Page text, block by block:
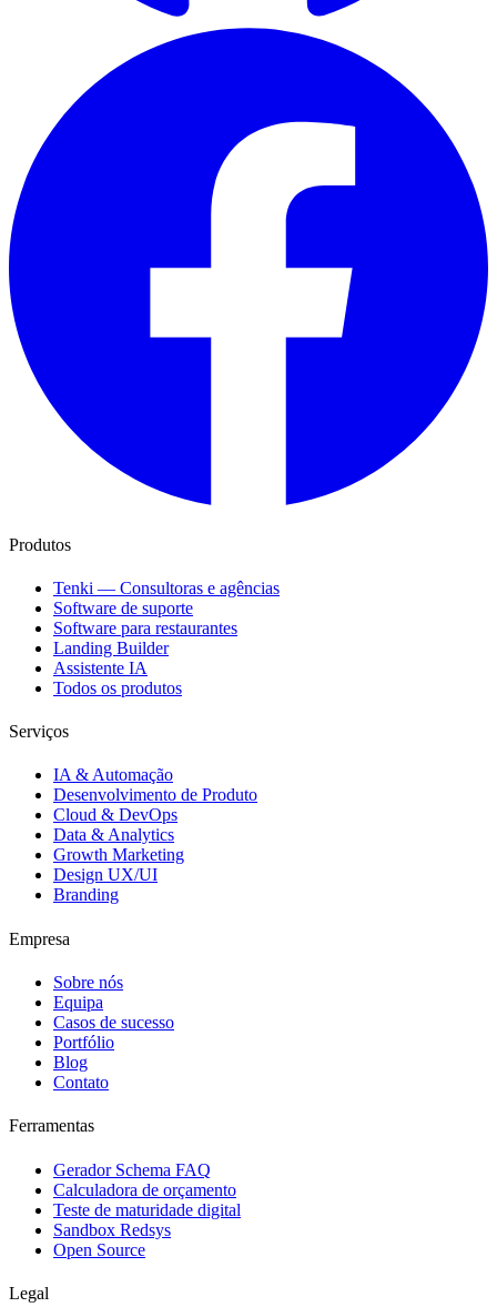
Produtos
Tenki — Consultoras e agências
Software de suporte
Software para restaurantes
Landing Builder
Assistente IA
Todos os produtos
Serviços
IA & Automação
Desenvolvimento de Produto
Cloud & DevOps
Data & Analytics
Growth Marketing
Design UX/UI
Branding
Empresa
Sobre nós
Equipa
Casos de sucesso
Portfólio
Blog
Contato
Ferramentas
Gerador Schema FAQ
Calculadora de orçamento
Teste de maturidade digital
Sandbox Redsys
Open Source
Legal